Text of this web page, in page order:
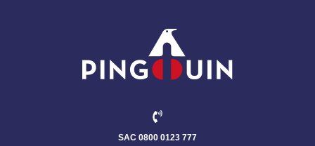
SAC 0800 0123 777